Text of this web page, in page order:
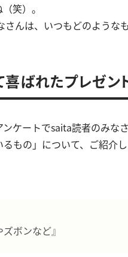
笑）。
さんは、いつもどのような
喜ばれたプレゼン
ンケートでsaita読者のみな
もの」について、ご紹介し
ズボンなど』